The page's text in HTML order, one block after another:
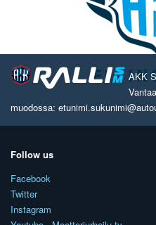
AKK
muodossa:
Follow us
Facebook
Twitter
Instagram